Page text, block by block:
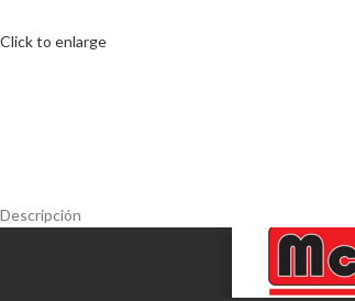
Click to enlarge
Descripción